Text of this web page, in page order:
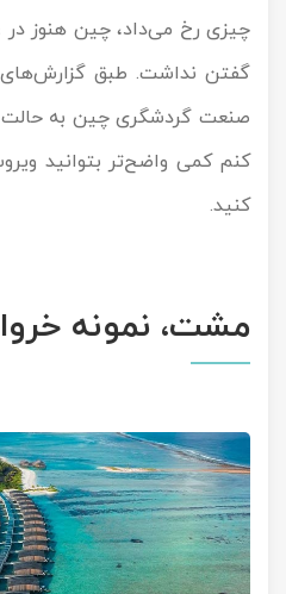
چیزی رخ می‌داد، چین هنوز
صنعت گردشگری چین به حالت
کنم کمی واضح‌تر بتوانید
کنید.
مشت، نمونه